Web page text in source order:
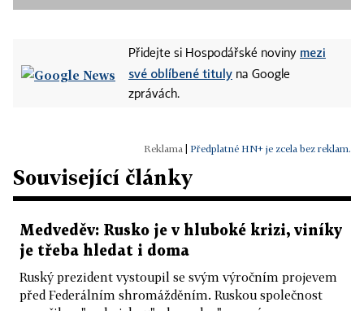
Přidejte si Hospodářské noviny mezi
své oblíbené tituly na Google
zprávách.
Předplatné HN+ je zcela bez reklam.
Související články
Medveděv: Rusko je v hluboké krizi, viníky
je třeba hledat i doma
Ruský prezident vystoupil se svým výročním projevem
před Federálním shromážděním. Ruskou společnost